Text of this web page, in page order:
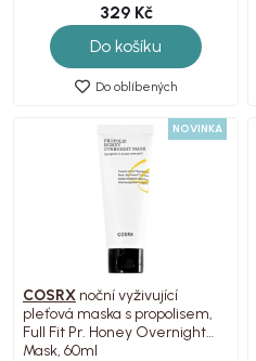
329 Kč
Do košíku
Do oblíbených
NOVINKA
COSRX noční vyživující
pleťová maska s propolisem,
Full Fit Pr. Honey Overnight
Mask, 60ml